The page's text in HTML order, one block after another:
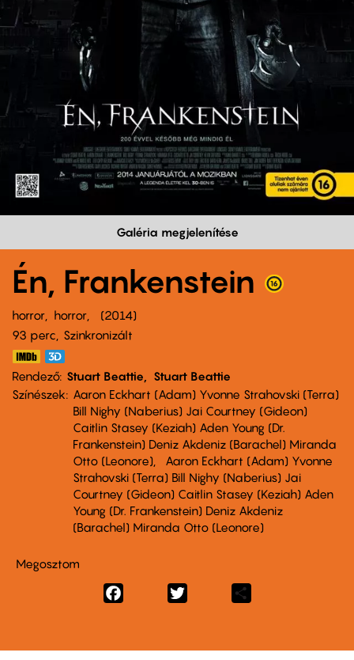
Galéria megjelenítése
Én, Frankenstein
horror horror
2014
93 perc,
Szinkronizált
Rendező Stuart Beattie
Stuart Beattie
Színészek
Aaron Eckhart (Adam) Yvonne Strahovski (Terra)
Bill Nighy (Naberius) Jai Courtney (Gideon)
Caitlin Stasey (Keziah) Aden Young (Dr.
Frankenstein) Deniz Akdeniz (Barachel) Miranda
Otto (Leonore)
Aaron Eckhart (Adam) Yvonne
Strahovski (Terra) Bill Nighy (Naberius) Jai
Courtney (Gideon) Caitlin Stasey (Keziah) Aden
Young (Dr. Frankenstein) Deniz Akdeniz
(Barachel) Miranda Otto (Leonore)
Megosztom
Facebook